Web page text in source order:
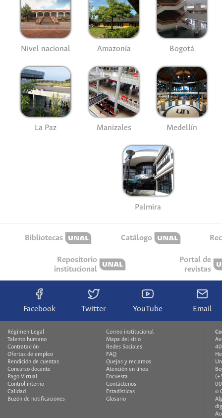
Nivel nacional Amazonía Bogotá
La Paz Manizales Medellín
Palmira
Bibliotecas Catálogo
Repositorio
institucional
Portal de
revistas
Facebook Twitter YouTube Email
Régimen Legal
Talento humano
Contratación
Ofertas de empleo
Rendición de cuentas
Concurso docente
Pago Virtual
Control interno
Calidad
Buzón de notificaciones
Correo institucional
Mapa del sitio
Redes Sociales
FAQ
Quejas y reclamos
Atención en línea
Encuesta
Contáctenos
Estadísticas
Glosario
©